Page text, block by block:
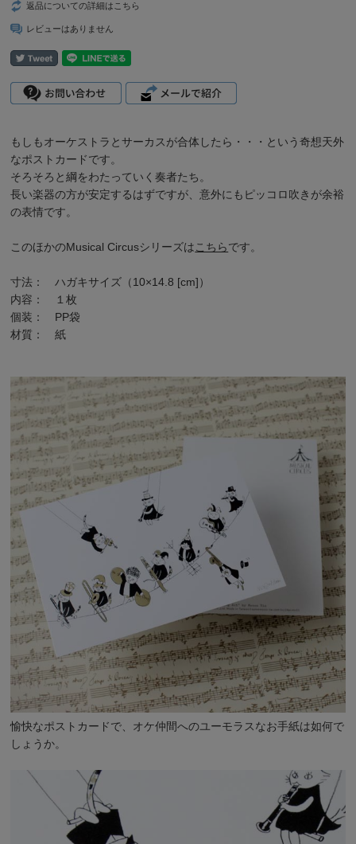
返品についての詳細はこちら
レビューはありません
もしもオーケストラとサーカスが合体したら・・・という奇想天外
なポストカードです。
そろそろと綱をわたっていく奏者たち。
長い楽器の方が安定するはずですが、意外にもピッコロ吹きが余裕
の表情です。
このほかのMusical Circusシリーズはこちらです。
寸法： ハガキサイズ（10×14.8 [cm]）
内容： １枚
個装： PP袋
材質： 紙
愉快なポストカードで、オケ仲間へのユーモラスなお手紙は如何で
しょうか。